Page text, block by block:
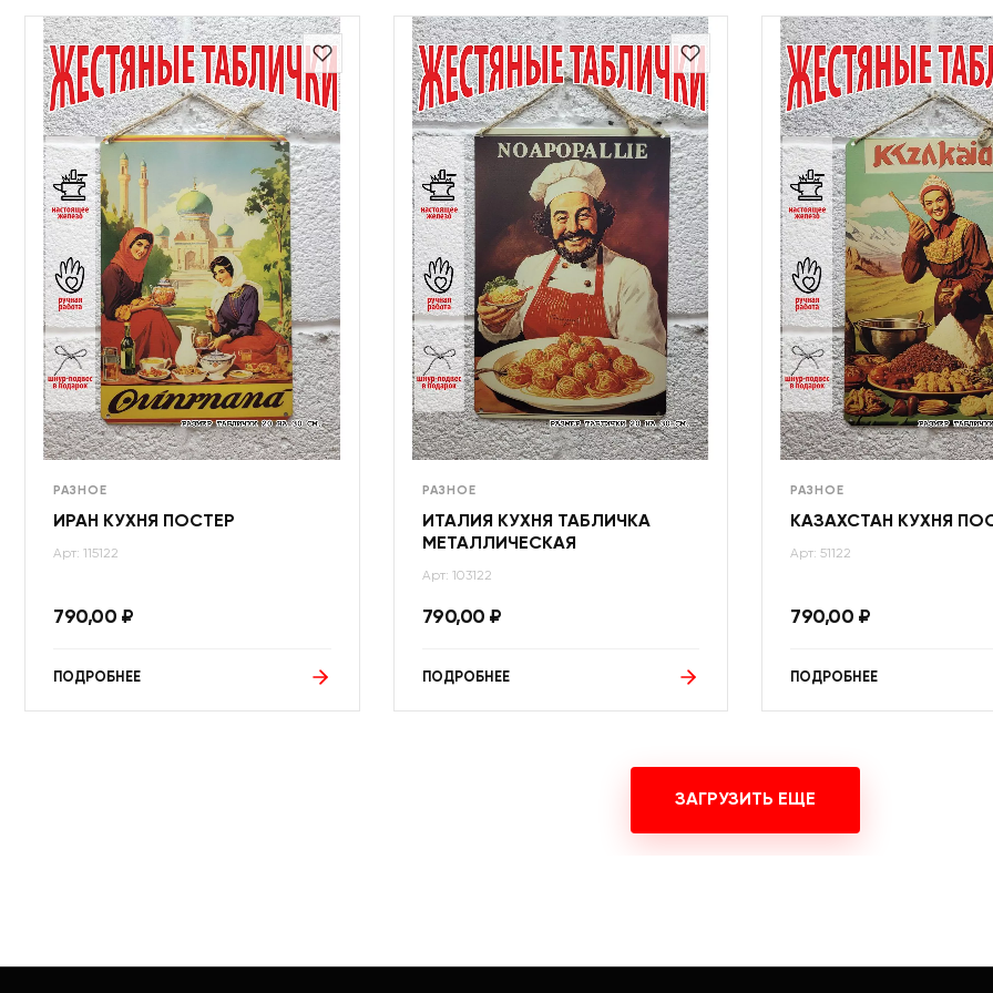
РАЗНОЕ
ИРАН КУХНЯ ПОСТЕР
Арт: 115122
790,00 ₽
ПОДРОБНЕЕ
РАЗНОЕ
ИТАЛИЯ КУХНЯ ТАБЛИЧКА
МЕТАЛЛИЧЕСКАЯ
Арт: 103122
790,00 ₽
ПОДРОБНЕЕ
РАЗНОЕ
КАЗАХСТАН КУХНЯ
Арт: 51122
790,00 ₽
ПОДРОБНЕЕ
ЗАГРУЗИТЬ ЕЩЕ